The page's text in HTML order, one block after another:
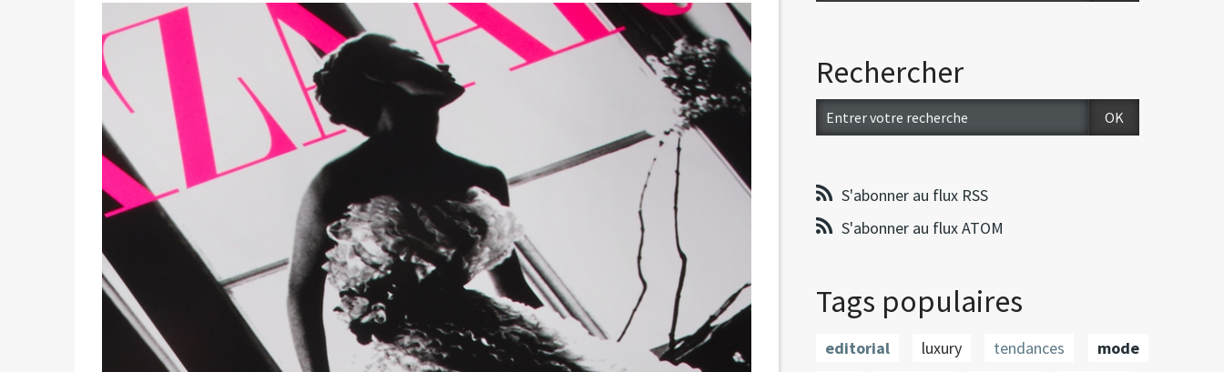
Rechercher
S'abonner au flux RSS
S'abonner au flux ATOM
Tags populaires
editorial luxury tendances
mode